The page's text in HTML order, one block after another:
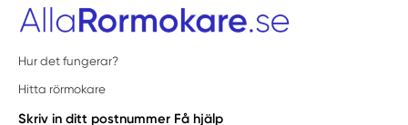
Hur det fungerar?
Hitta rörmokare
Skriv in ditt postnummer Få hjälp